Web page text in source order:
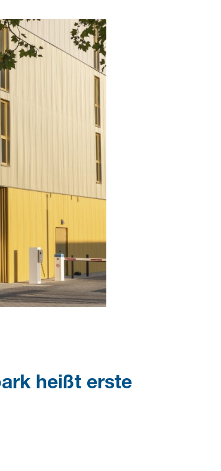
heißt erste